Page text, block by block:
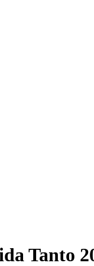
Tanto